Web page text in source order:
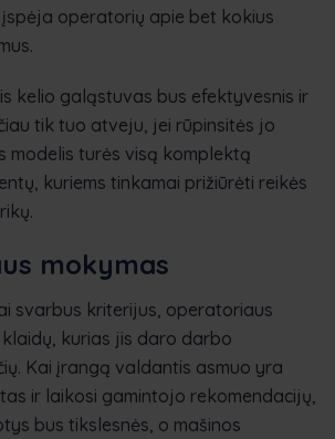
operatorių apie bet kokius
kelio galąstuvas bus efektyvesnis ir
tik tuo atveju, jei rūpinsitės jo
modelis turės visą komplektą
kuriems tinkamai prižiūrėti reikės
mokymas
svarbus kriterijus, operatoriaus
kurias jis daro darbo
Kai įrangą valdantis asmuo yra
ir laikosi gamintojo rekomendacijų,
bus tikslesnės, o mašinos